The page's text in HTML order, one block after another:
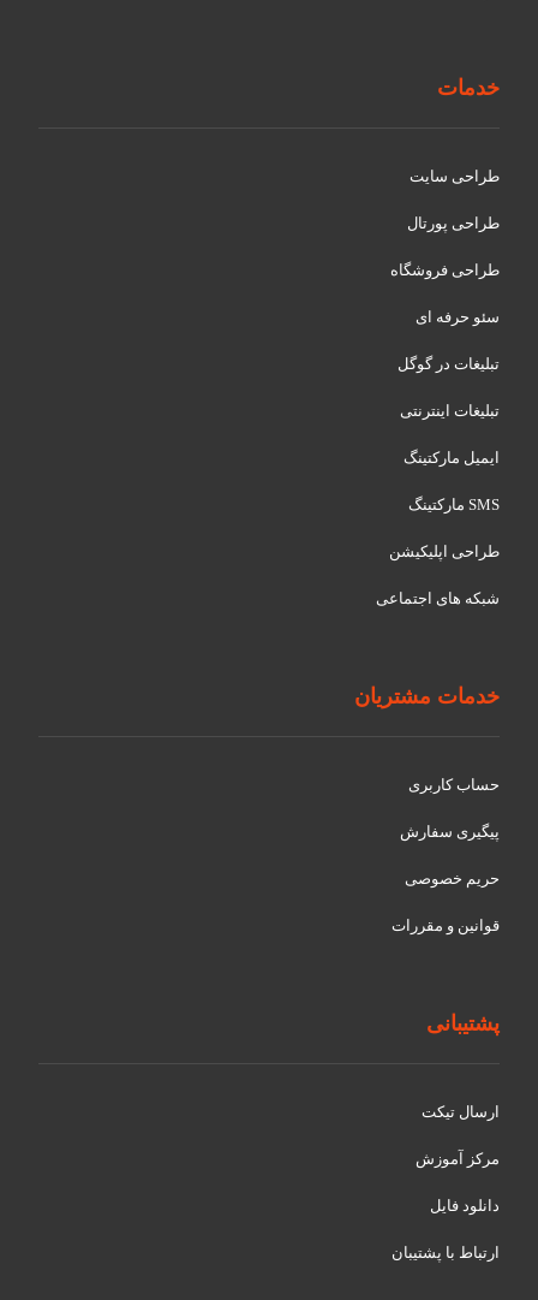
خدمات
طراحی سایت
طراحی پورتال
طراحی فروشگاه
سئو حرفه ای
تبلیغات در گوگل
تبلیغات اینترنتی
ایمیل مارکتینگ
SMS مارکتینگ
طراحی اپلیکیشن
شبکه های اجتماعی
خدمات مشتریان
حساب کاربری
پیگیری سفارش
حریم خصوصی
قوانین و مقررات
پشتیبانی
ارسال تیکت
مرکز آموزش
دانلود فایل
ارتباط با پشتیبان